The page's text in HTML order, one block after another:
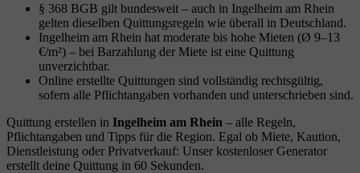
§ 368 BGB gilt bundesweit – auch in Ingelheim am Rhein
gelten dieselben Quittungsregeln wie überall in Deutschland.
Ingelheim am Rhein hat moderate bis hohe Mieten (Ø 9–13
€/m²) – bei Barzahlung der Miete ist eine Quittung
unverzichtbar.
Online erstellte Quittungen sind vollständig rechtsgültig,
sofern alle Pflichtangaben vorhanden und unterschrieben sind.
Quittung erstellen in Ingelheim am Rhein – alle Regeln,
Pflichtangaben und Tipps für die Region. Egal ob Miete, Kaution,
Dienstleistung oder Privatverkauf: Unser kostenloser Generator
erstellt deine Quittung in 60 Sekunden.